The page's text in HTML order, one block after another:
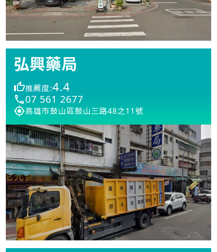
弘興藥局
推薦度:4.4
07 561 2677
高雄市鼓山區鼓山三路48之11號